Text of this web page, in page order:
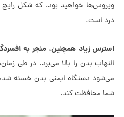
خواهید بود، که شکل رایج آنها
است.
زیاد همچنین، منجر به افسردگی و
بدن را بالا می‌برد. در طی زمان،
دستگاه ایمنی بدن خسته شده و
محافظت کند.